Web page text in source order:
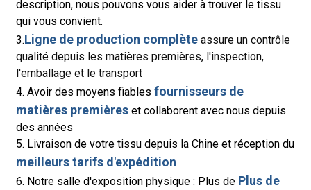
description, nous pouvons vous aider à trouver le tissu
qui vous convient.
3.Ligne de production complète assure un contrôle
qualité depuis les matières premières, l'inspection,
l'emballage et le transport
4. Avoir des moyens fiables fournisseurs de
matières premièreset collaborent avec nous depuis
des années
5. Livraison de votre tissu depuis la Chine et réception du
meilleurs tarifs d'expédition
6. Notre salle d'exposition physique : Plus de Plus de